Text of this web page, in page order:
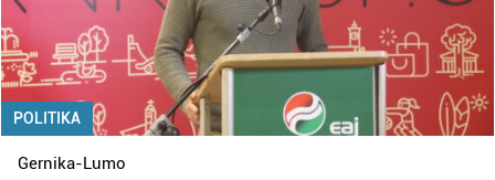
POLITIKA
Gernika-Lumo